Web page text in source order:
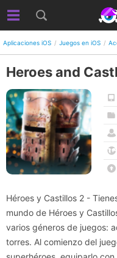
Aplicaciones iOS Juegos en iOS
Heroes and
Héroes y Castillos 2 -
mundo de Héroes y
varios géneros de juegos:
torres. Al comienzo del